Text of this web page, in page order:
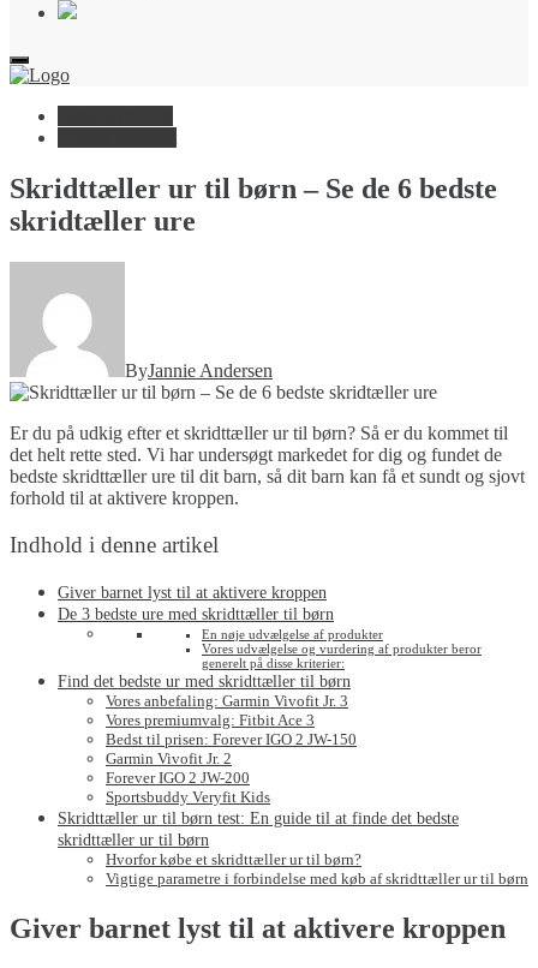
Skridttæller ur til børn – Se de 6 bedste
skridtæller ure
ByJannie Andersen
Er du på udkig efter et skridttæller ur til børn? Så er du kommet til
det helt rette sted. Vi har undersøgt markedet for dig og fundet de
bedste skridttæller ure til dit barn, så dit barn kan få et sundt og sjovt
forhold til at aktivere kroppen.
Indhold i denne artikel
Giver barnet lyst til at aktivere kroppen
De 3 bedste ure med skridttæller til børn
En nøje udvælgelse af produkter
Vores udvælgelse og vurdering af produkter beror
generelt på disse kriterier:
Find det bedste ur med skridttæller til børn
Vores anbefaling: Garmin Vivofit Jr. 3
Vores premiumvalg: Fitbit Ace 3
Bedst til prisen: Forever IGO 2 JW-150
Garmin Vivofit Jr. 2
Forever IGO 2 JW-200
Sportsbuddy Veryfit Kids
Skridttæller ur til børn test: En guide til at finde det bedste
skridttæller ur til børn
Hvorfor købe et skridttæller ur til børn?
Vigtige parametre i forbindelse med køb af skridttæller ur til børn
Giver barnet lyst til at aktivere kroppen